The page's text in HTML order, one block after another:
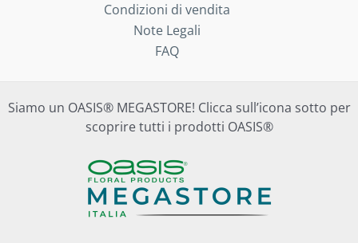
Condizioni di vendita
Note Legali
FAQ
Siamo un OASIS® MEGASTORE! Clicca sull’icona sotto per
scoprire tutti i prodotti OASIS®